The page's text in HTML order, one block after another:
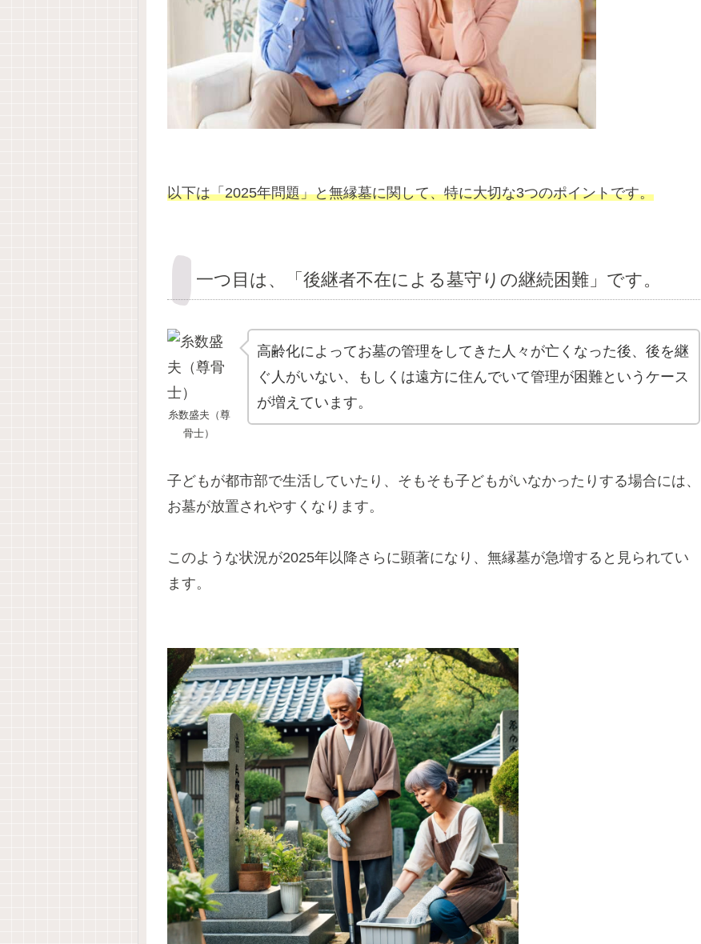
以下は「2025年問題」と無縁墓に関して、特に大切な3つのポイントです。
一つ目は、「後継者不在による墓守りの継続困難」です。
糸数盛夫（尊
骨士）
高齢化によってお墓の管理をしてきた人々が亡くなった後、後を継
ぐ人がいない、もしくは遠方に住んでいて管理が困難というケース
が増えています。
子どもが都市部で生活していたり、そもそも子どもがいなかったりする場合には、
お墓が放置されやすくなります。
このような状況が2025年以降さらに顕著になり、無縁墓が急増すると見られてい
ます。